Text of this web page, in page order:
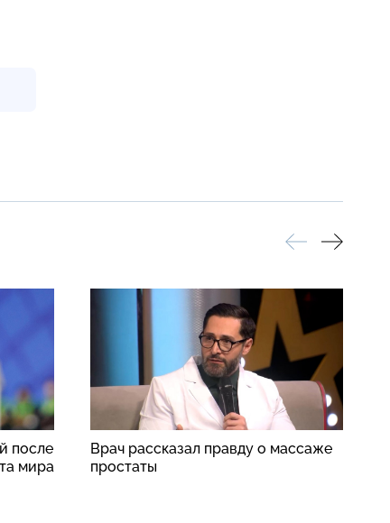
после
мира
Врач рассказал правду о массаже
простаты